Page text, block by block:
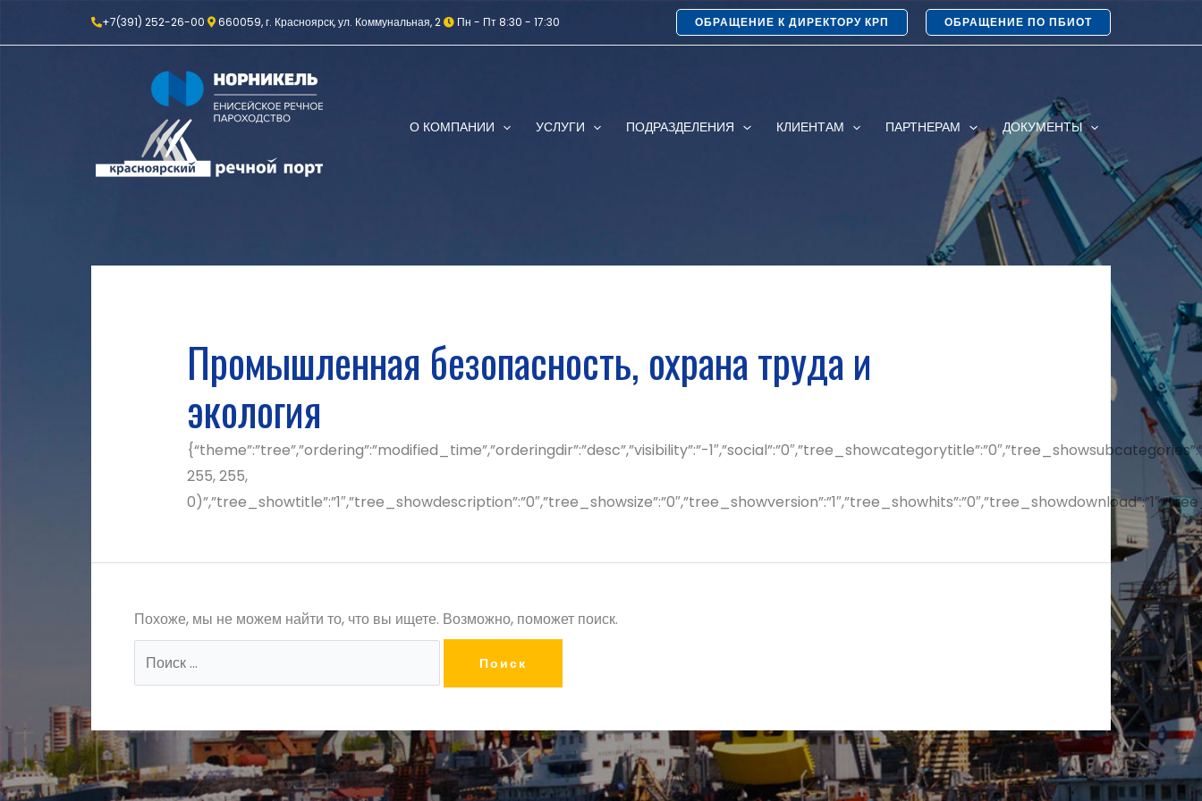
+7(391) 252-26-00 660059, г. Красноярск, ул. Коммунальная, 2 Пн - Пт 8:30 - 17:30 ОБРАЩЕНИЕ К ДИРЕКТОРУ КРП ОБРАЩЕНИЕ ПО ПБИОТ
О КОМПАНИИ УСЛУГИ ПОДРАЗДЕЛЕНИЯ КЛИЕНТАМ ПАРТНЕРАМ ДОКУМЕНТЫ
Промышленная безопасность, охрана труда и
экология
{“theme”:”tree”,”ordering”:”modified_time”,”orderingdir”:”desc”,”visibility”:”-
255, 255,
Похоже, мы не можем найти то, что вы ищете. Возможно, поможет поиск.